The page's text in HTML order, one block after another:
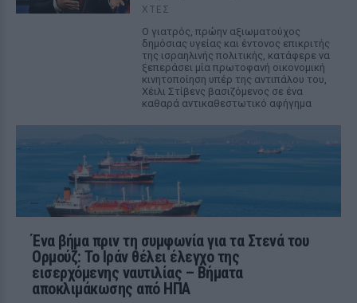
ΧΤΕΣ
Ο γιατρός, πρώην αξιωματούχος
δημόσιας υγείας και έντονος επικριτής
της ισραηλινής πολιτικής, κατάφερε να
ξεπεράσει μία πρωτοφανή οικονομική
κινητοποίηση υπέρ της αντιπάλου του,
Χέιλι Στίβενς βασιζόμενος σε ένα
καθαρά αντικαθεστωτικό αφήγημα
Ένα βήμα πριν τη συμφωνία για τα Στενά του
Ορμούζ: Το Ιράν θέλει έλεγχο της
εισερχόμενης ναυτιλίας – Βήματα
αποκλιμάκωσης από ΗΠΑ